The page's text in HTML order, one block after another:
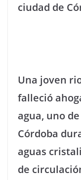
ciudad de
Una joven
falleció
agua, uno
Córdoba
aguas
de